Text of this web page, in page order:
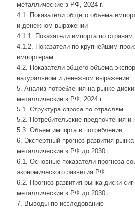
металлические в РФ, 2024 г.
4.1. Показатели общего объема
и денежном выражении
4.1.1. Показатели импорта по странам
4.1.2. Показатели по крупнейшим
импортерам
4.2. Показатели общего объема
натуральном и денежном выражении
5. Анализ потребления на рынке
металлические в РФ, 2024 г.
5.1. Структура спроса по отраслям
5.2. Потребительские предпочтения и
5.3. Объем импорта в потреблении
6. Экспертный прогноз развития
металлические в РФ до 2030 г.
6.1. Основные показатели прогноза
экономического развития РФ
6.2. Прогноз развития рынка диски
металлические в РФ до 2030 г.
7. Выводы по исследованию